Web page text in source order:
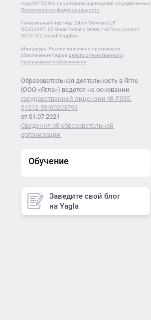
года №152-ФЗ, на условиях и для целей, определенных
Политикой конфиденциальности
Генеральный партнер: Zitron Services LLP
OC434997, 85 Great Portland Street, 1st Floor, London
W1W 7LT, United Kingdom
Минцифры России включило програмное
обеспечение Yagla в реестр отечественного
программного обеспечения
Образовательная деятельность в Ягле
(ООО «Ягла») ведется на основании
государственной лицензии № Л035-
01212-59/00203793
от 01.07.2021
Сведения об образовательной
организации
Обучение
Заведите свой блог
на Yagla